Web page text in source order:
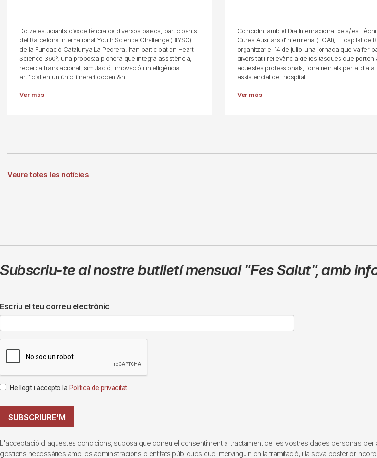
Dotze estudiants d’excel·lència de diversos països, participants
del Barcelona International Youth Science Challenge (BIYSC)
de la Fundació Catalunya La Pedrera, han participat en Heart
Science 360º, una proposta pionera que integra assistència,
recerca translacional, simulació, innovació i intel·ligència
artificial en un únic itinerari docent&n
Ver más
Coincidint amb el Dia Internacional dels/les
Cures Auxiliars d'Infermeria (TCAI), l'Hospital de
organitzar el 14 de juliol una jornada que va fer
diversitat i rellevància de les tasques que porten
aquestes professionals, fonamentals per al dia a
assistencial de l’hospital.
Ver más
Veure totes les notícies
Subscriu-te al nostre butlletí mensual "Fes Salut",amb
Escriu el teu correu electrònic
He llegit i accepto la Política de privacitat
SUBSCRIURE'M
L'acceptació d'aquestes condicions, suposa que doneu el consentiment al tractament de les vostres dades personals
gestions necessàries amb les administracions o entitats públiques que intervinguin en la tramitació, i la seva posterior